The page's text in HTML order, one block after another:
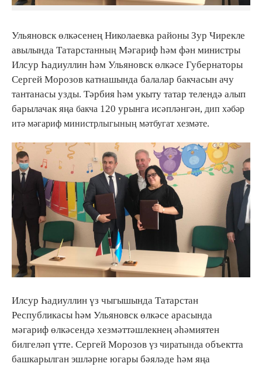
Ульяновск өлкәсенең Николаевка районы Зур Чирекле
авылында Татарстанның Мәгариф һәм фән министры
Илсур Һадиуллин һәм Ульяновск өлкәсе Губернаторы
Сергей Морозов катнашында балалар бакчасын ачу
тантанасы узды. Тәрбия һәм укыту татар телендә алып
барылачак яңа бакча 120 урынга исәпләнгән, дип хәбәр
итә мәгариф министрлыгының мәтбугат хезмәте.
Илсур Һадиуллин үз чыгышында Татарстан
Республикасы һәм Ульяновск өлкәсе арасында
мәгариф өлкәсендә хезмәттәшлекнең әһәмиятен
билгеләп үтте. Сергей Морозов үз чиратында объектта
башкарылган эшләрне югары бәяләде һәм яңа